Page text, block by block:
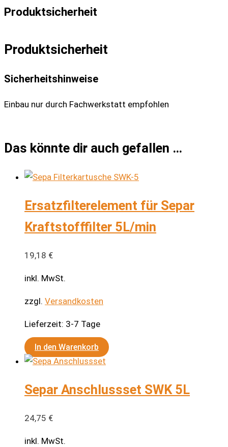
Produktsicherheit
Produktsicherheit
Sicherheitshinweise
Einbau nur durch Fachwerkstatt empfohlen
Das könnte dir auch gefallen …
Ersatzfilterelement für Separ
Kraftstofffilter 5L/min
19,18 €
inkl. MwSt.
zzgl. Versandkosten
Lieferzeit: 3-7 Tage
In den Warenkorb
Separ Anschlussset SWK 5L
24,75 €
inkl. MwSt.